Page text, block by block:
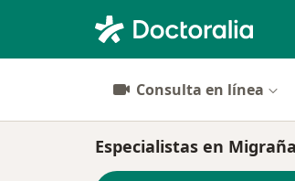
Consulta en línea
Especialistas en